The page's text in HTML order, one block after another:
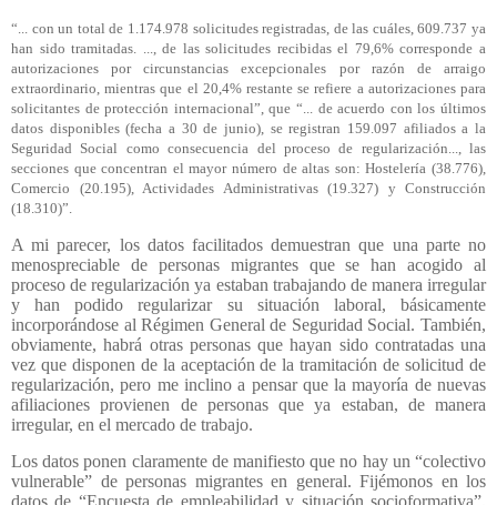
“... con un total de 1.174.978 solicitudes registradas, de las cuáles, 609.737 ya
han sido tramitadas. ..., de las solicitudes recibidas el 79,6% corresponde a
autorizaciones por circunstancias excepcionales por razón de arraigo
extraordinario, mientras que el 20,4% restante se refiere a autorizaciones para
solicitantes de protección internacional”, que “... de acuerdo con los últimos
datos disponibles (fecha a 30 de junio), se registran 159.097 afiliados a la
Seguridad Social como consecuencia del proceso de regularización..., las
secciones que concentran el mayor número de altas son: Hostelería (38.776),
Comercio (20.195), Actividades Administrativas (19.327) y Construcción
(18.310)”.
A mi parecer, los datos facilitados demuestran que una parte no
menospreciable de personas migrantes que se han acogido al
proceso de regularización ya estaban trabajando de manera irregular
y han podido regularizar su situación laboral, básicamente
incorporándose al Régimen General de Seguridad Social. También,
obviamente, habrá otras personas que hayan sido contratadas una
vez que disponen de la aceptación de la tramitación de solicitud de
regularización, pero me inclino a pensar que la mayoría de nuevas
afiliaciones provienen de personas que ya estaban, de manera
irregular, en el mercado de trabajo.
Los datos ponen claramente de manifiesto que no hay un “colectivo
vulnerable” de personas migrantes en general. Fijémonos en los